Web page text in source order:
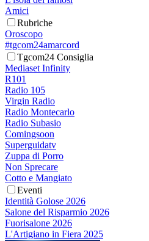
Amici
Rubriche
Oroscopo
#tgcom24amarcord
Tgcom24 Consiglia
Mediaset Infinity
R101
Radio 105
Virgin Radio
Radio Montecarlo
Radio Subasio
Comingsoon
Superguidatv
Zuppa di Porro
Non Sprecare
Cotto e Mangiato
Eventi
Identità Golose 2026
Salone del Risparmio 2026
Fuorisalone 2026
L'Artigiano in Fiera 2025